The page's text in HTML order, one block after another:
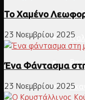
Το Χαμένο
23 Νοεμβρίου 2025
Ένα Φάντασμα στη
23 Νοεμβρίου 2025